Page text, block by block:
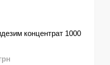
концентрат 1000